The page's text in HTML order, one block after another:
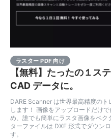
ラスター PDF 向け
【無料】たったの１ス
CAD データに。
DARE Scanner は世界最高精度の
します！ 画像をアップロードだけ
め、誰でも簡単にラスタ画像をベク
ターファイルは DXF 形式でダウン
す。